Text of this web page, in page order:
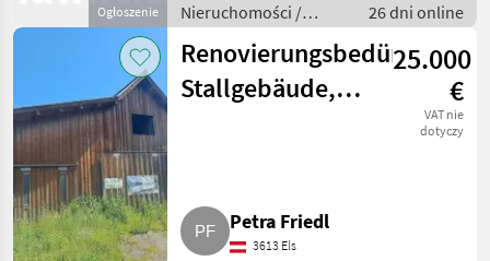
Ogłoszenie
Nieruchomości /
Działki
26 dni online
Renovierungsbedürftiges
Stallgebäude,
25.000
€
VAT nie
dotyczy
Petra Friedl
3613 Els